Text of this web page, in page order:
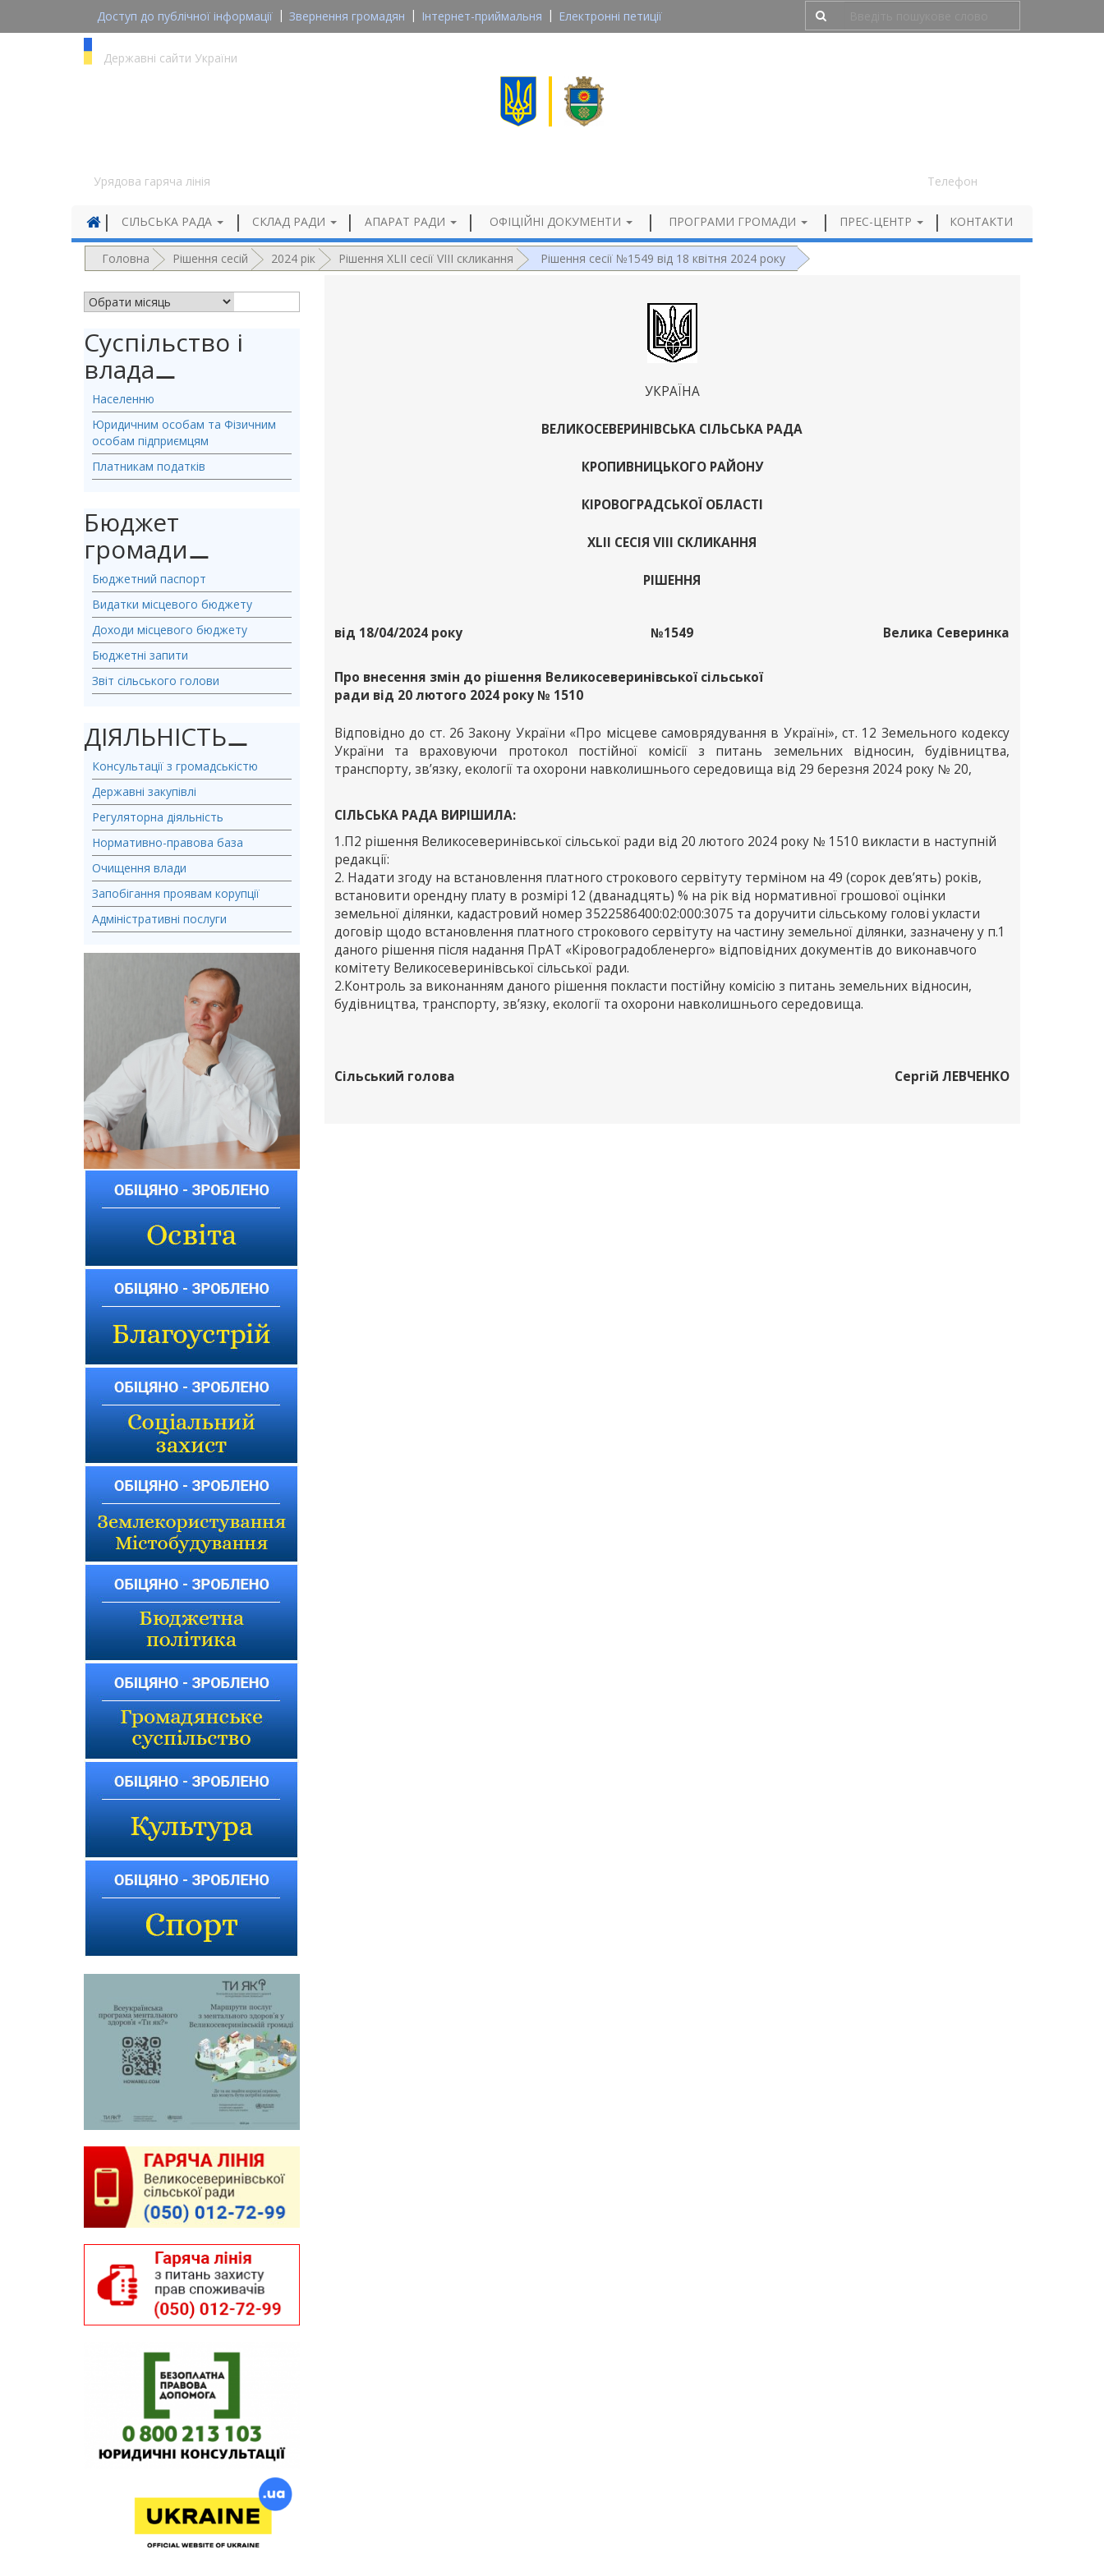
Доступ до публічної інформації Звернення громадян Інтернет-приймальня
Електронні петиції
Державні сайти України
Урядова гаряча лінія Телефон
СІЛЬСЬКА РАДА СКЛАД РАДИ АПАРАТ РАДИ ОФІЦІЙНІ ДОКУМЕНТИ ПРОГРАМИ ГРОМАДИ ПРЕС-ЦЕНТР КОНТАКТИ
Головна Рішення сесій 2024 рік Рішення XLII сесії VIII скликання Рішення сесії №1549 від 18 квітня 2024 року
АРХІВ НОВИН
Суспільство і
влада⚊
Населенню
Юридичним особам та Фізичним
особам підприємцям
Платникам податків
Бюджет
громади⚊
Бюджетний паспорт
Видатки місцевого бюджету
Доходи місцевого бюджету
Бюджетні запити
Звіт сільського голови
ДІЯЛЬНІСТЬ⚊
Консультації з громадськістю
Державні закупівлі
Регуляторна діяльність
Нормативно-правова база
Очищення влади
Запобігання проявам корупції
Адміністративні послуги
УКРАЇНА
ВЕЛИКОСЕВЕРИНІВСЬКА СІЛЬСЬКА РАДА
КРОПИВНИЦЬКОГО РАЙОНУ
КІРОВОГРАДСЬКОЇ ОБЛАСТІ
XLII СЕСІЯ VІІІ СКЛИКАННЯ
РІШЕННЯ
від 18/04/2024 року №1549 Велика Северинка
Про внесення змін до рішення Великосеверинівської сільської
ради від 20 лютого 2024 року № 1510
Відповідно до ст. 26 Закону України «Про місцеве самоврядування в Україні», ст. 12 Земельного кодексу
України та враховуючи протокол постійної комісії з питань земельних відносин, будівництва,
транспорту, зв’язку, екології та охорони навколишнього середовища від 29 березня 2024 року № 20,
СІЛЬСЬКА РАДА ВИРІШИЛА:
1.П2 рішення Великосеверинівської сільської ради від 20 лютого 2024 року № 1510 викласти в наступній
редакції:
2. Надати згоду на встановлення платного строкового сервітуту терміном на 49 (сорок дев’ять) років,
встановити орендну плату в розмірі 12 (дванадцять) % на рік від нормативної грошової оцінки
земельної ділянки, кадастровий номер 3522586400:02:000:3075 та доручити сільському голові укласти
договір щодо встановлення платного строкового сервітуту на частину земельної ділянки, зазначену у п.1
даного рішення після надання ПрАТ «Кіровоградобленерго» відповідних документів до виконавчого
комітету Великосеверинівської сільської ради.
2.Контроль за виконанням даного рішення покласти постійну комісію з питань земельних відносин,
будівництва, транспорту, зв’язку, екології та охорони навколишнього середовища.
Сільський голова Сергій ЛЕВЧЕНКО